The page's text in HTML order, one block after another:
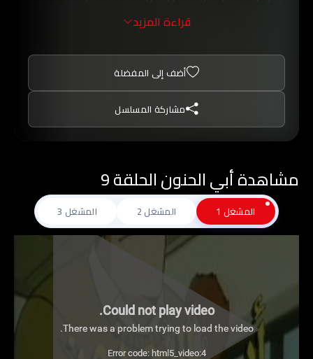
ويغلب دائما على المسلسل الطابع التعليمي لكن
قراءة المزيد
أضف إلى المفضلة
مشاركة المسلسل
مشاهدة أبي الحنون الحلقة 9
المشغل 1 المشغل 2 المشغل 3
Could not play video.
There was a problem trying to load the video.
Error code: html5_video:4